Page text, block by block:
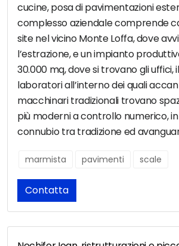
cucine, posa di pavimentazioni
complesso aziendale comprende
site nel vicino Monte Loffa, dove
l’estrazione, e un impianto
30.000 mq, dove si trovano gli uffici,
laboratori all’interno dei quali
macchinari tradizionali trovano
più moderni a controllo numerico,
connubio tra tradizione ed
marmista pavimenti scale
Contatta